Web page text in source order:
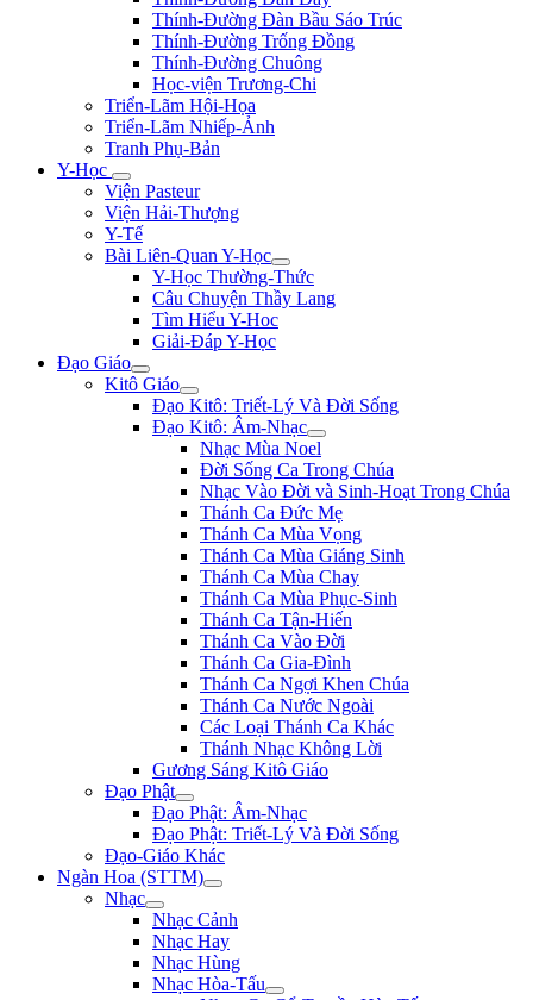
Thính-Đường Đàn Bầu Sáo Trúc
Thính-Đường Trống Đồng
Thính-Đường Chuông
Học-viện Trương-Chi
Triển-Lãm Hội-Họa
Triển-Lãm Nhiếp-Ảnh
Tranh Phụ-Bản
Y-Học
Viện Pasteur
Viện Hải-Thượng
Y-Tế
Bài Liên-Quan Y-Học
Y-Học Thường-Thức
Câu Chuyện Thầy Lang
Tìm Hiểu Y-Hoc
Giải-Đáp Y-Học
Đạo Giáo
Kitô Giáo
Đạo Kitô: Triết-Lý Và Đời Sống
Đạo Kitô: Âm-Nhạc
Nhạc Mùa Noel
Đời Sống Ca Trong Chúa
Nhạc Vào Đời và Sinh-Hoạt Trong Chúa
Thánh Ca Đức Mẹ
Thánh Ca Mùa Vọng
Thánh Ca Mùa Giáng Sinh
Thánh Ca Mùa Chay
Thánh Ca Mùa Phục-Sinh
Thánh Ca Tận-Hiến
Thánh Ca Vào Đời
Thánh Ca Gia-Đình
Thánh Ca Ngợi Khen Chúa
Thánh Ca Nước Ngoài
Các Loại Thánh Ca Khác
Thánh Nhạc Không Lời
Gương Sáng Kitô Giáo
Đạo Phật
Đạo Phật: Âm-Nhạc
Đạo Phật: Triết-Lý Và Đời Sống
Đạo-Giáo Khác
Ngàn Hoa (STTM)
Nhạc
Nhạc Cảnh
Nhạc Hay
Nhạc Hùng
Nhạc Hòa-Tấu